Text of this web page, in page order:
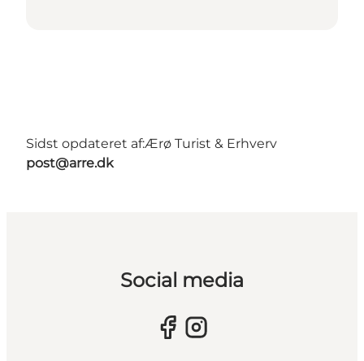
Sidst opdateret af:Ærø Turist & Erhverv
post@arre.dk
Social media